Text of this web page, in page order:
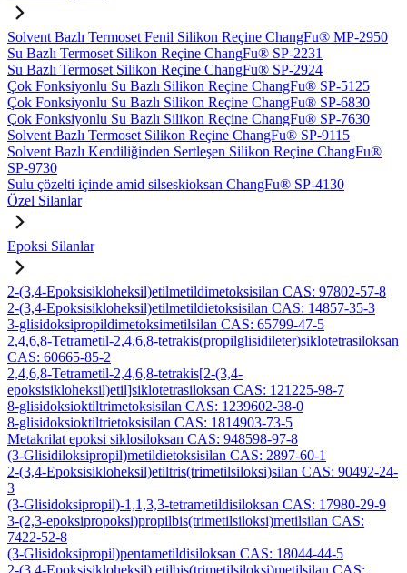
Solvent Bazlı Termoset Fenil Silikon Reçine ChangFu® MP-2950
Su Bazlı Termoset Silikon Reçine ChangFu® SP-2231
Su Bazlı Termoset Silikon Reçine ChangFu® SP-2924
Çok Fonksiyonlu Su Bazlı Silikon Reçine ChangFu® SP-5125
Çok Fonksiyonlu Su Bazlı Silikon Reçine ChangFu® SP-6830
Çok Fonksiyonlu Su Bazlı Silikon Reçine ChangFu® SP-7630
Solvent Bazlı Termoset Silikon Reçine ChangFu® SP-9115
Solvent Bazlı Kendiliğinden Sertleşen Silikon Reçine ChangFu®
SP-9730
Sulu çözelti içinde amid silseskioksan ChangFu® SP-4130
Özel Silanlar
Epoksi Silanlar
2-(3,4-Epoksisikloheksil)etilmetildimetoksisilan CAS: 97802-57-8
2-(3,4-Epoksisikloheksil)etilmetildietoksisilan CAS: 14857-35-3
3-glisidoksipropildimetoksimetilsilan CAS: 65799-47-5
2,4,6,8-Tetrametil-2,4,6,8-tetrakis(propilglisidileter)siklotetrasiloksan
CAS: 60665-85-2
2,4,6,8-Tetrametil-2,4,6,8-tetrakis[2-(3,4-
epoksisikloheksil)etil]siklotetrasiloksan CAS: 121225-98-7
8-glisidoksioktiltrimetoksisilan CAS: 1239602-38-0
8-glisidoksioktiltrietoksisilan CAS: 1814903-73-5
Metakrilat epoksi siklosiloksan CAS: 948598-97-8
(3-Glisidiloksipropil)metildietoksisilan CAS: 2897-60-1
2-(3,4-Epoksisikloheksil)etiltris(trimetilsiloksi)silan CAS: 90492-24-
3
(3-Glisidoksipropil)-1,1,3,3-tetrametildisiloksan CAS: 17980-29-9
3-(2,3-epoksipropoksi)propilbis(trimetilsiloksi)metilsilan CAS:
7422-52-8
(3-Glisidoksipropil)pentametildisiloksan CAS: 18044-44-5
2-(3,4-Epoksisikloheksil) etilbis(trimetilsiloksi)metilsilan CAS: